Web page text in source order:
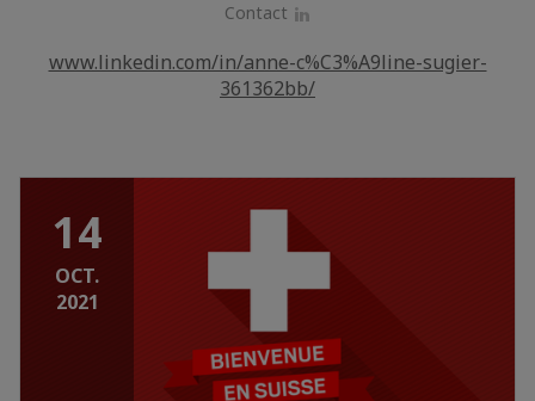
Contact
www.linkedin.com/in/anne-c%C3%A9line-sugier-
361362bb/
14
OCT.
2021